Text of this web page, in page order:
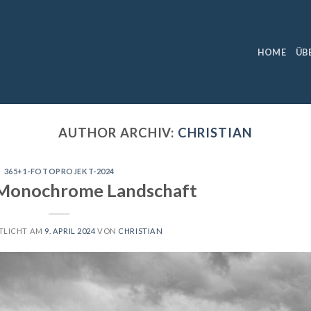
HOME
AUTHOR ARCHIV: CHRISTIAN
365+1-FOTOPROJEKT-2024
Landschaft
AM 9. APRIL 2024 VON CHRISTIAN